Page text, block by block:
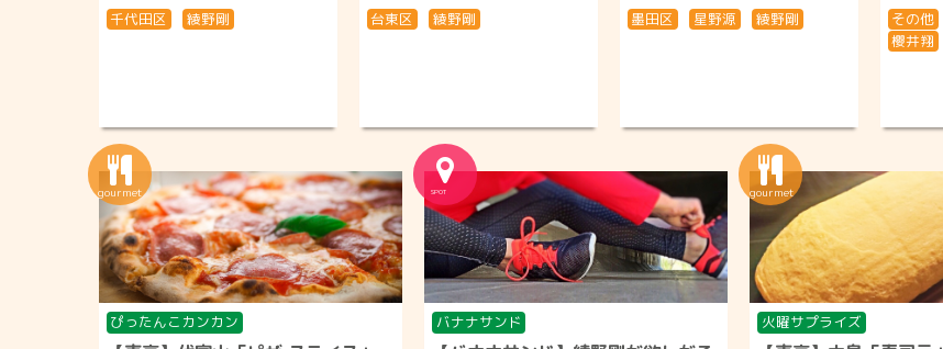
千代田区 綾野剛 台東区 綾野剛 墨田区 星野源 綾野剛 その他
櫻井翔
ぴったんこカンカン バナナサンド 火曜サプライズ